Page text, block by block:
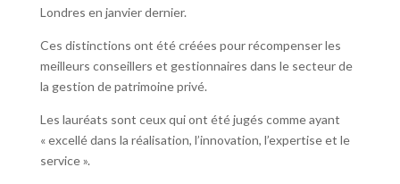
Londres en janvier dernier.
Ces distinctions ont été créées pour récompenser les
meilleurs conseillers et gestionnaires dans le secteur de
la gestion de patrimoine privé.
Les lauréats sont ceux qui ont été jugés comme ayant
« excellé dans la réalisation, l’innovation, l’expertise et le
service ».